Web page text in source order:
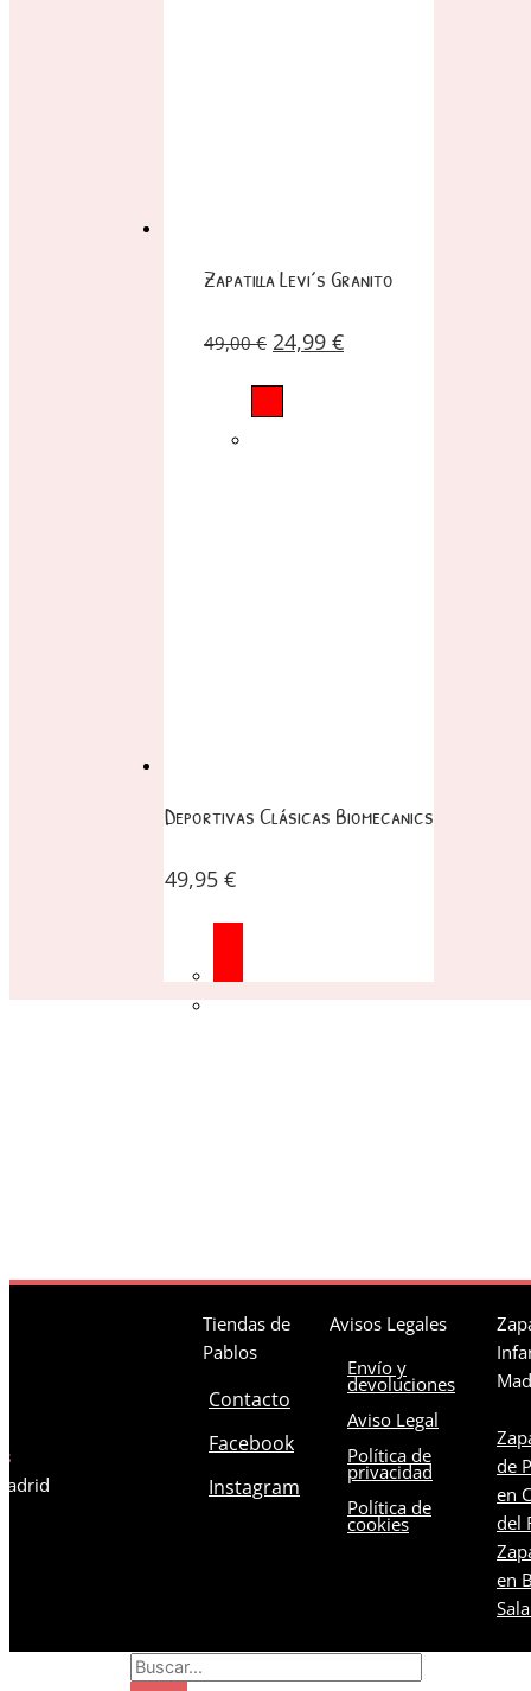
Zapatilla Levi´s Granito
49,00€ 24,99 €
Deportivas Clásicas Biomecanics
49,95 €
Tiendas de
Pablos
Contacto
Facebook
Instagram
Avisos Legales
Envío y
devoluciones
Aviso Legal
Política de
privacidad
Política de
cookies
de
en
del
en
Search